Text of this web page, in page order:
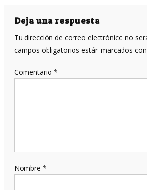
entradas
Deja una respuesta
Tu dirección de correo electrónico no
campos obligatorios están marcados con
Comentario *
Nombre *